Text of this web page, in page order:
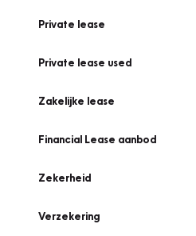
Private lease
Private lease used
Zakelijke lease
Financial Lease aanbod
Zekerheid
Verzekering